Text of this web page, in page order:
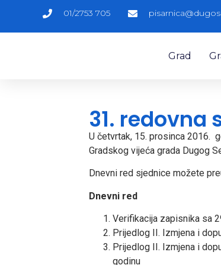
01/2753 705
Grad
31. redovna
U četvrtak, 15. prosinca 2016.
Gradskog vijeća grada Dugog
Dnevni red sjednice možete
Dnevni red
Verifikacija zapisnika sa
Prijedlog II. Izmjena i
Prijedlog II. Izmjena i
godinu